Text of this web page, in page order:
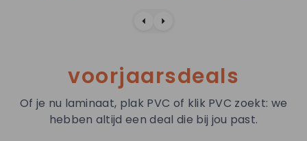
voorjaarsdeals
Of je nu laminaat, plak PVC of klik PVC zoekt: we
hebben altijd een deal die bij jou past.